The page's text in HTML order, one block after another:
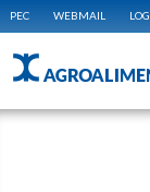
PEC WEBMAIL